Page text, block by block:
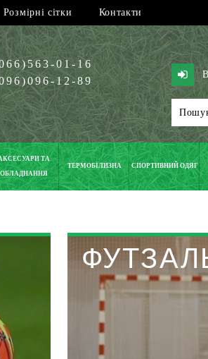
Розмірні сітки Контакти
01-16
12-89
ТА
ОБЛАДНАННЯ
ТЕРМОБІЛИЗНА СПОРТИВНИЙ ОДЯГ